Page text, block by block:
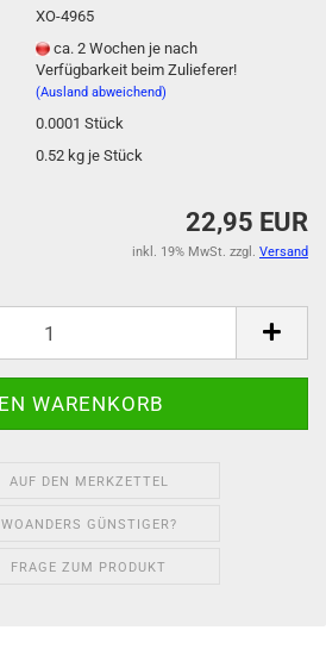
XO-4965
ca. 2 Wochen je nach
Verfügbarkeit beim Zulieferer!
(Ausland abweichend)
0.0001Stück
0.52 kg je Stück
22,95 EUR
inkl. 19% MwSt. zzgl. Versand
AUF DEN MERKZETTEL
WOANDERS GÜNSTIGER?
FRAGE ZUM PRODUKT